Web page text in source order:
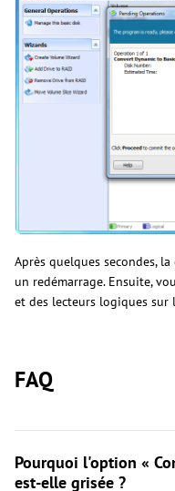
Après quelques secondes,
un redémarrage. Ensuite,
et des lecteurs logiques sur
FAQ
Pourquoi l'option «
est-elle grisée ?